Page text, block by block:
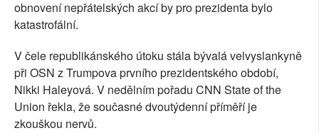
obnovení nepřátelských akcí by pro prezidenta bylo
katastrofální.
V čele republikánského útoku stála bývalá velvyslankyně
při OSN z Trumpova prvního prezidentského období,
Nikki Haleyová. V nedělním pořadu CNN State of the
Union řekla, že současné dvoutýdenní příměří je
zkouškou nervů.